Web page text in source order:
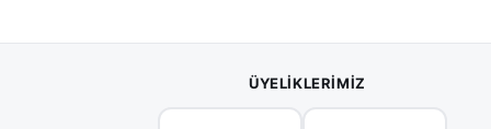
ÜYELIKLERIMIZ